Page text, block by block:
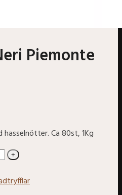
Piemonte
Ca 80st, 1Kg